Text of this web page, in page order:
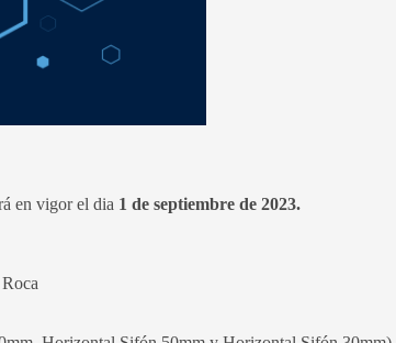
en vigor el dia 1 de septiembre de 2023.